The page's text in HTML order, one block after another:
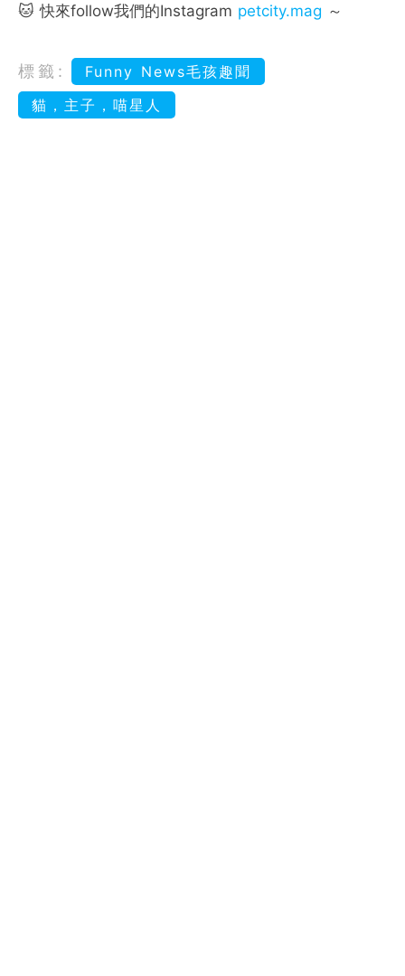
🐱 快來follow我們的Instagram petcity.mag ～
標籤:
Funny News毛孩趣聞
貓，主子，喵星人